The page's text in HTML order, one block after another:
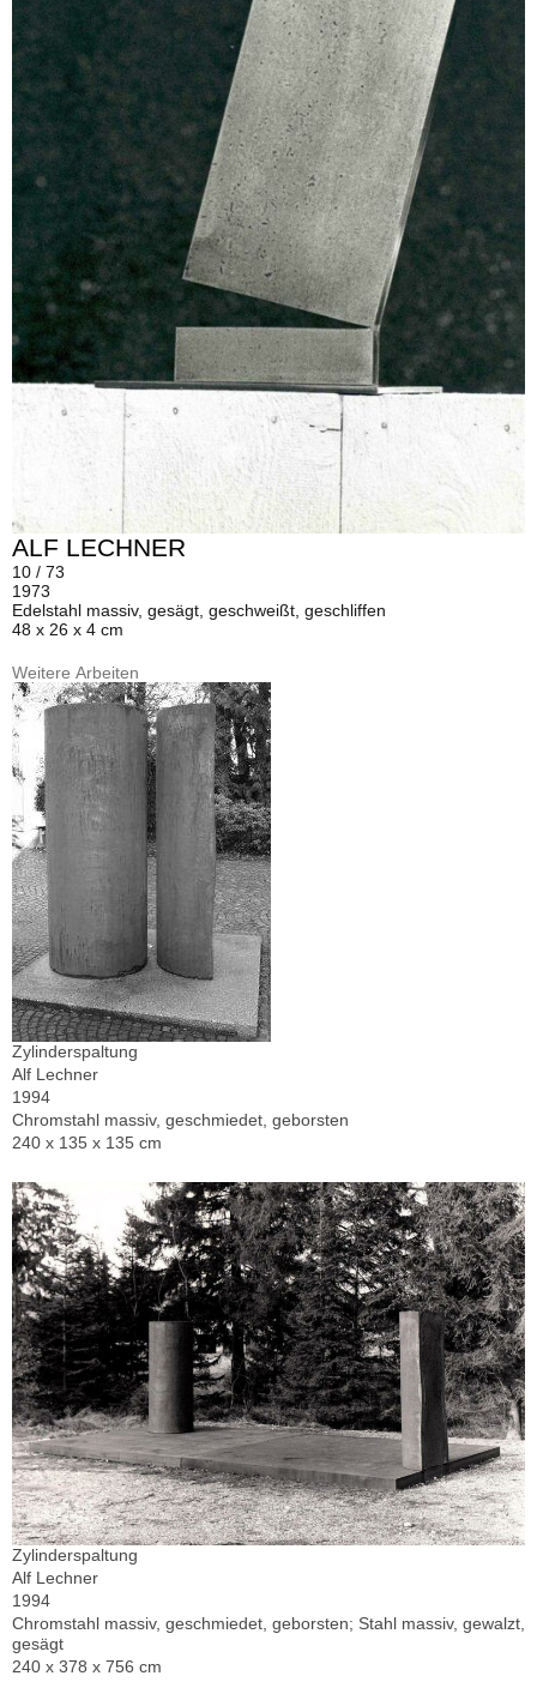
ALF LECHNER
10 / 73
1973
Edelstahl massiv, gesägt, geschweißt, geschliffen
48 x 26 x 4 cm
Weitere Arbeiten
Zylinderspaltung
Alf Lechner
1994
Chromstahl massiv, geschmiedet, geborsten
240 x 135 x 135 cm
Zylinderspaltung
Alf Lechner
1994
Chromstahl massiv, geschmiedet, geborsten; Stahl massiv, gewalzt,
gesägt
240 x 378 x 756 cm